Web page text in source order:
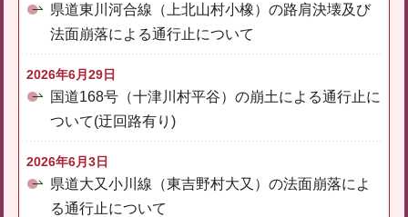
県道東川河合線（上北山村小橡）の路肩決壊及び
法面崩落による通行止について
2026年6月29日
国道168号（十津川村平谷）の崩土による通行止に
ついて(迂回路有り)
2026年6月3日
県道大又小川線（東吉野村大又）の法面崩落によ
る通行止について